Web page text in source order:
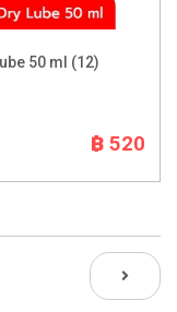
50 ml (12)
฿ 520